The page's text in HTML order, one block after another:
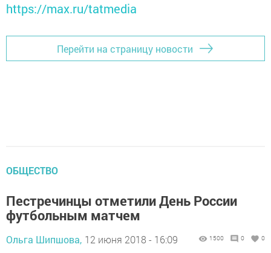
https://max.ru/tatmedia
Перейти на страницу новости
ОБЩЕСТВО
Пестречинцы отметили День России
футбольным матчем
Ольга Шипшова, 12 июня 2018 - 16:09 1500 0 0